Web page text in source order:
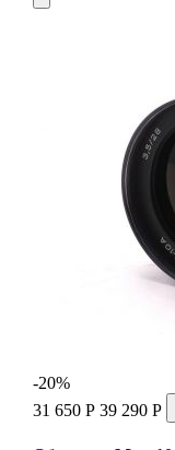
-20%
31 650 Р 39 290 Р